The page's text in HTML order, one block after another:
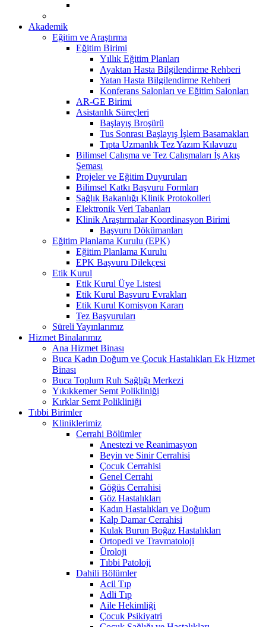
Akademik
Eğitim ve Araştırma
Eğitim Birimi
Yıllık Eğitim Planları
Ayaktan Hasta Bilgilendirme Rehberi
Yatan Hasta Bilgilendirme Rehberi
Konferans Salonları ve Eğitim Salonları
AR-GE Birimi
Asistanlık Süreçleri
Başlayış Broşürü
Tus Sonrası Başlayış İşlem Basamakları
Tıpta Uzmanlık Tez Yazım Kılavuzu
Bilimsel Çalışma ve Tez Çalışmaları İş Akış
Şeması
Projeler ve Eğitim Duyuruları
Bilimsel Katkı Başvuru Formları
Sağlık Bakanlığı Klinik Protokolleri
Elektronik Veri Tabanları
Klinik Araştırmalar Koordinasyon Birimi
Başvuru Dökümanları
Eğitim Planlama Kurulu (EPK)
Eğitim Planlama Kurulu
EPK Başvuru Dilekçesi
Etik Kurul
Etik Kurul Üye Listesi
Etik Kurul Başvuru Evrakları
Etik Kurul Komisyon Kararı
Tez Başvuruları
Süreli Yayınlarımız
Hizmet Binalarımız
Ana Hizmet Binası
Buca Kadın Doğum ve Çocuk Hastalıkları Ek Hizmet
Binası
Buca Toplum Ruh Sağlığı Merkezi
Yıkıkkemer Semt Polikliniği
Kırklar Semt Polikliniği
Tıbbi Birimler
Kliniklerimiz
Cerrahi Bölümler
Anestezi ve Reanimasyon
Beyin ve Sinir Cerrahisi
Çocuk Cerrahisi
Genel Cerrahi
Göğüs Cerrahisi
Göz Hastalıkları
Kadın Hastalıkları ve Doğum
Kalp Damar Cerrahisi
Kulak Burun Boğaz Hastalıkları
Ortopedi ve Travmatoloji
Üroloji
Tıbbi Patoloji
Dahili Bölümler
Acil Tıp
Adli Tıp
Aile Hekimliği
Çocuk Psikiyatri